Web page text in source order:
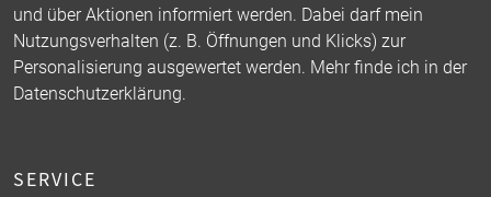
und über Aktionen informiert werden. Dabei darf mein
Nutzungsverhalten (z. B. Öffnungen und Klicks) zur
Personalisierung ausgewertet werden. Mehr finde ich in der
Datenschutzerklärung.
SERVICE